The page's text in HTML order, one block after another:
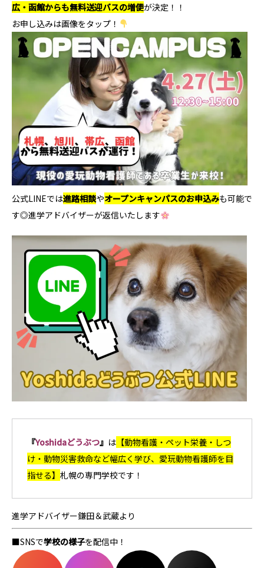
広・函館からも無料送迎バスの増便が決定！！
お申し込みは画像をタップ！
公式LINEでは進路相談やオープンキャンパスのお申込みも可能で
す◎進学アドバイザーが返信いたします
『Yoshidaどうぶつ』 は 【動物看護・ペット栄養・しつ
け・動物災害救命など幅広く学び、愛玩動物看護師を目
指せる】 札幌の専門学校です！
進学アドバイザー鎌田＆武蔵より
■SNSで学校の様子を配信中！